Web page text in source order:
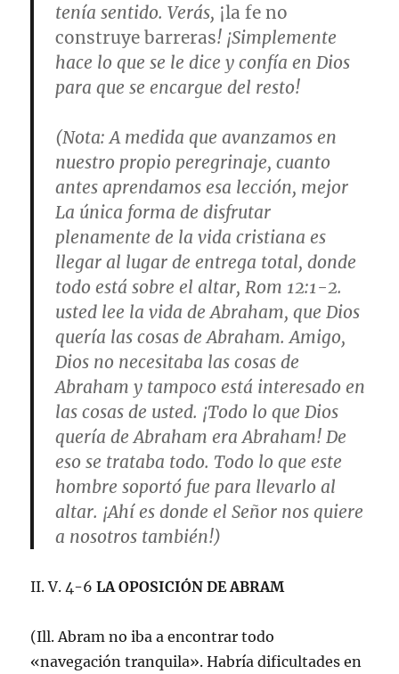
tenía sentido. Verás, ¡la fe no
construye barreras! ¡Simplemente
hace lo que se le dice y confía en Dios
para que se encargue del resto!
(Nota: A medida que avanzamos en
nuestro propio peregrinaje, cuanto
antes aprendamos esa lección, mejor
La única forma de disfrutar
plenamente de la vida cristiana es
llegar al lugar de entrega total, donde
todo está sobre el altar, Rom 12:1-2.
usted lee la vida de Abraham, que Dios
quería las cosas de Abraham. Amigo,
Dios no necesitaba las cosas de
Abraham y tampoco está interesado en
las cosas de usted. ¡Todo lo que Dios
quería de Abraham era Abraham! De
eso se trataba todo. Todo lo que este
hombre soportó fue para llevarlo al
altar. ¡Ahí es donde el Señor nos quiere
a nosotros también!)
II. V. 4-6LA OPOSICIÓN DE ABRAM
(Ill. Abram no iba a encontrar todo
«navegación tranquila». Habría dificultades en